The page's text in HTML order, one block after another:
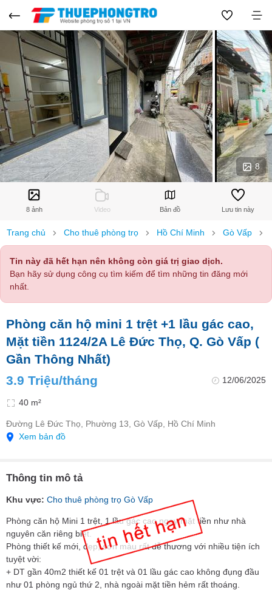
8
8 ảnh Video Bản đồ Lưu tin này
Trang chủ Cho thuê phòng trọ Hồ Chí Minh Gò Vấp
Tin này đã hết hạn nên không còn giá trị giao dịch.
Bạn hãy sử dụng công cụ tìm kiếm để tìm những tin đăng mới
nhất.
Phòng căn hộ mini 1 trệt +1 lầu gác cao,
Mặt tiền 1124/2A Lê Đức Thọ, Q. Gò Vấp (
Gần Thông Nhất)
3.9 Triệu/tháng
12/06/2025
40 m²
Đường Lê Đức Thọ, Phường 13, Gò Vấp, Hồ Chí Minh
Xem bản đồ
Thông tin mô tả
Khu vực: Cho thuê phòng trọ Gò Vấp
Phòng căn hộ Mini 1 trệt, 1 lầu gác cao ngay mặt tiền như nhà
nguyên căn riêng biệt.
Phòng thiết kế mới, đẹp, sơn màu rất dễ thương với nhiều tiện ích
tuyệt vời:
+ DT gần 40m2 thiết kế 01 trệt và 01 lầu gác cao không đụng đầu
như 01 phòng ngủ thứ 2, nhà ngoài mặt tiền hẻm rất thoáng.